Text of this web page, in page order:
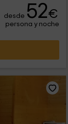
la piscina y los
desde 52€
persona y noche